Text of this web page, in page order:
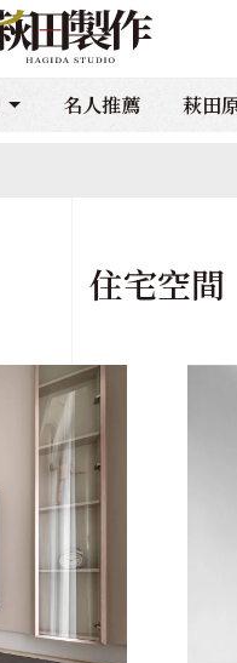
名人推薦 萩田
住宅空間